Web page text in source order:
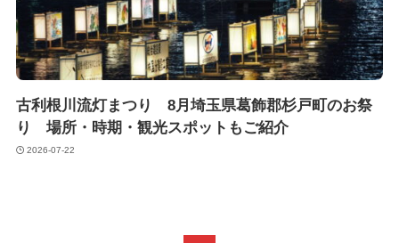
古利根川流灯まつり 8月埼玉県葛飾郡杉戸町のお祭
り 場所・時期・観光スポットもご紹介
2026-07-22